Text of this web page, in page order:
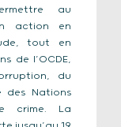
au
action en
tout en
de l’OCDE,
du
des Nations
crime. La